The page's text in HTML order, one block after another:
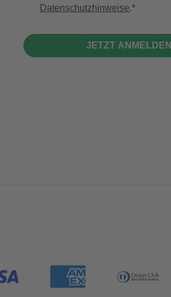
Datenschutzhinweise.
JETZT ANMELDEN